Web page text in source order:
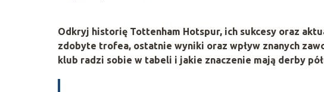
Odkryj historię Tottenham Hotspur, ich sukcesy oraz
zdobyte trofea, ostatnie wyniki oraz wpływ znanych
klub radzi sobie w tabeli i jakie znaczenie mają derby